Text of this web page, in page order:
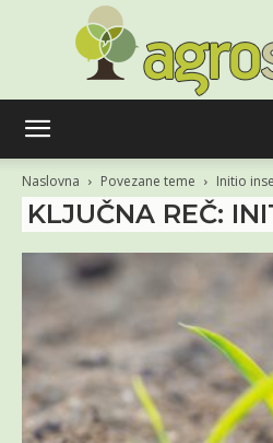
Naslovna Povezane teme Initio
KLJUČNA REČ: